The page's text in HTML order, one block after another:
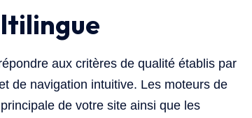
aux critères de qualité établis par
de navigation intuitive. Les moteurs de
de votre site ainsi que les